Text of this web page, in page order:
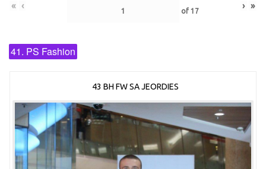
« ‹ of 17 › »
41. PS Fashion
43 BH FW SA JEORDIES